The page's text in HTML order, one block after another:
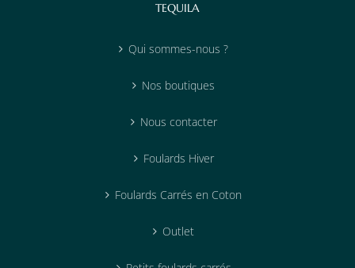
TEQUILA
Qui sommes-nous ?
Nos boutiques
Nous contacter
Foulards Hiver
Foulards Carrés en Coton
Outlet